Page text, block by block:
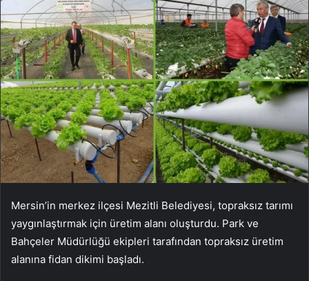
Mersin’in merkez ilçesi Mezitli Belediyesi, topraksız tarımı
yaygınlaştırmak için üretim alanı oluşturdu. Park ve
Bahçeler Müdürlüğü ekipleri tarafından topraksız üretim
alanına fidan dikimi başladı.